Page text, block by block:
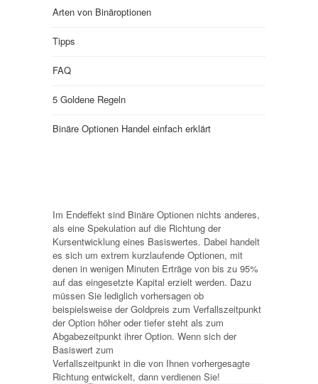
Arten von Binäroptionen
Tipps
FAQ
5 Goldene Regeln
Binäre Optionen Handel einfach erklärt
Im Endeffekt sind Binäre Optionen nichts anderes,
als eine Spekulation auf die Richtung der
Kursentwicklung eines Basiswertes. Dabei handelt
es sich um extrem kurzlaufende Optionen, mit
denen in wenigen Minuten Erträge von bis zu 95%
auf das eingesetzte Kapital erzielt werden. Dazu
müssen Sie lediglich vorhersagen ob
beispielsweise der Goldpreis zum Verfallszeitpunkt
der Option höher oder tiefer steht als zum
Abgabezeitpunkt ihrer Option. Wenn sich der
Basiswert zum
Verfallszeitpunkt in die von Ihnen vorhergesagte
Richtung entwickelt, dann verdienen Sie!